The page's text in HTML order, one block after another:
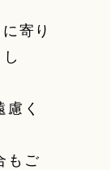
寄り
く
もご